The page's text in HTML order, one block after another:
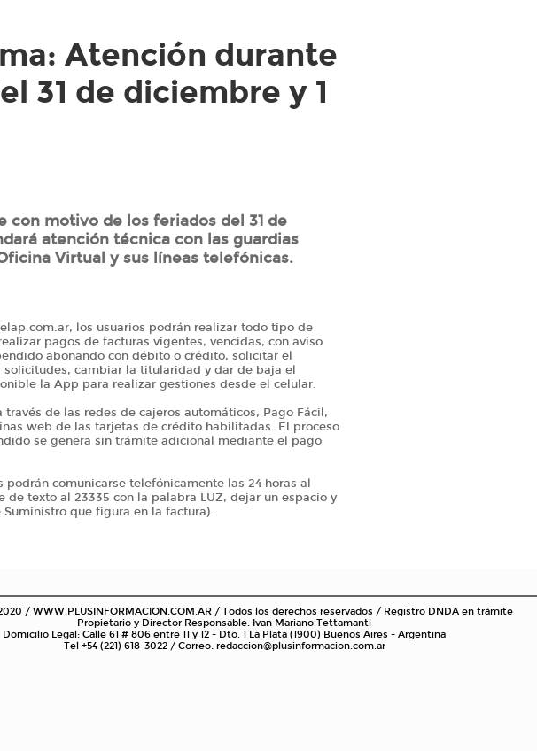
Atención durante
31 de diciembre y 1
con motivo de los feriados del 31 de
atención técnica con las guardias
Virtual y sus líneas telefónicas.
los usuarios podrán realizar todo tipo de
pagos de facturas vigentes, vencidas, con aviso
abonando con débito o crédito, solicitar el
solicitudes, cambiar la titularidad y dar de baja el
la App para realizar gestiones desde el celular.
de las redes de cajeros automáticos, Pago Fácil,
web de las tarjetas de crédito habilitadas. El proceso
se genera sin trámite adicional mediante el pago
podrán comunicarse telefónicamente las 24 horas al
de texto al 23335 con la palabra LUZ, dejar un espacio y
que figura en la factura).
/ WWW.PLUSINFORMACION.COM.AR / Todos los derechos reservados / Registro DNDA en trámite
Propietario y Director Responsable: Ivan Mariano Tettamanti
Domicilio Legal: Calle 61 # 806 entre 11 y 12 - Dto. 1 La Plata (1900) Buenos Aires - Argentina
Tel +54 (221) 618-3022 / Correo: redaccion@plusinformacion.com.ar